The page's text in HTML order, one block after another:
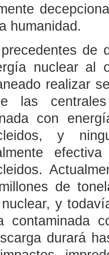
humanidad.
de
nuclear al
realizar
las
con
y
de
y
contaminada
durará